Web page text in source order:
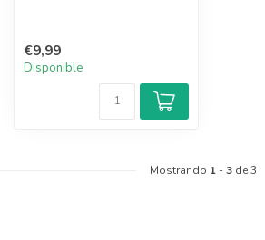
€9,99
Disponible
Mostrando 1 -3 de 3